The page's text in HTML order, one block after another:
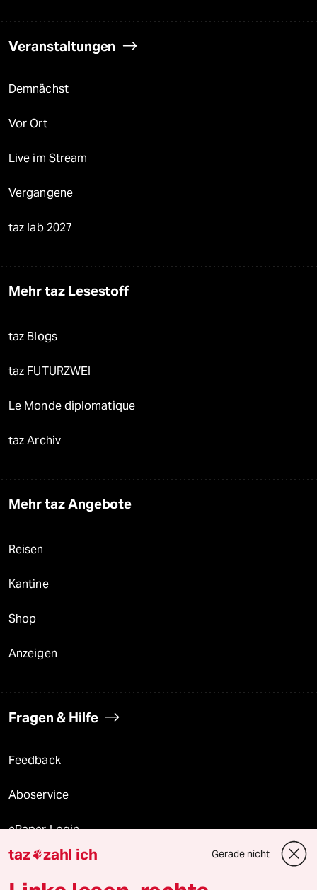
Veranstaltungen
Demnächst
Vor Ort
Live im Stream
Vergangene
taz lab 2027
Mehr taz Lesestoff
taz Blogs
taz FUTURZWEI
Le Monde diplomatique
taz Archiv
Mehr taz Angebote
Reisen
Kantine
Shop
Anzeigen
Fragen & Hilfe
Feedback
Aboservice
ePaper Login
Downloads für Abonnierende
taz zahl ich Gerade nicht